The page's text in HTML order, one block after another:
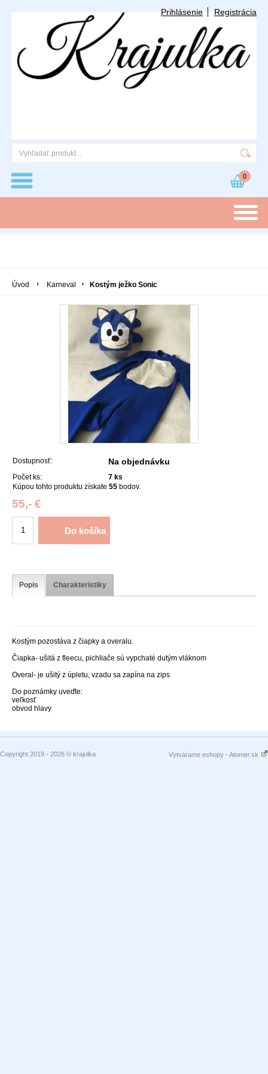
Prihlásenie Registrácia
0
Úvod Karneval Kostým ježko Sonic
Dostupnosť: Na objednávku
Počet ks: 7 ks
Kúpou tohto produktu získate 55 bodov.
55,- €
Do košíka
Popis Charakteristiky
Kostým pozostáva z čiapky a overalu.
Čiapka- ušitá z fleecu, pichliače sú vypchaté dutým vláknom
Overal- je ušitý z úpletu, vzadu sa zapína na zips
Do poznámky uveďte:
veľkosť
obvod hlavy
Copyright 2019 - 2026 © krajulka Vytvárame eshopy - Atomer.sk